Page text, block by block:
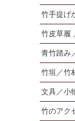
竹手提げ
竹皮草履
青竹踏み
竹垣／竹
文具／小
竹のアク